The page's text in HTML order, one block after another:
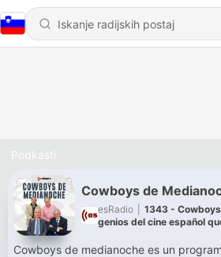
Podkasti
Cowboys de
esRadio
1343 -
genios del cine español
Cowboys de medianoche es un